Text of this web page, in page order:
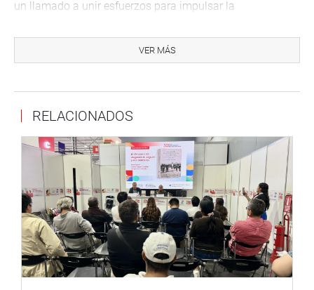
un llamado a unir esfuerzos para impulsar la
como fuente de empleo y sustento para miles de familias,
sino también como símbolo de identidad cultural y
934460714
VER MÁS
RELACIONADOS